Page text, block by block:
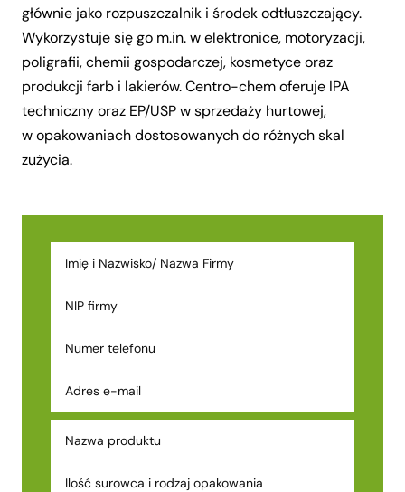
głównie jako rozpuszczalnik i środek odtłuszczający.
Wykorzystuje się go m.in. w elektronice, motoryzacji,
poligrafii, chemii gospodarczej, kosmetyce oraz
produkcji farb i lakierów. Centro-chem oferuje IPA
techniczny oraz EP/USP w sprzedaży hurtowej,
w opakowaniach dostosowanych do różnych skal
zużycia.